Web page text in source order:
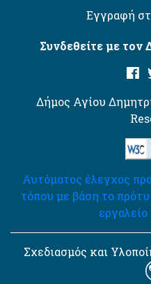
Εγγραφή
Συνδεθείτε με τον
Δήμος Αγίου
Αυτόματος έλεγχος
τόπου με βάση το
Σχεδιασμός και